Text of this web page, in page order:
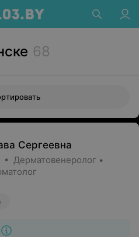
68
Сергеевна
• Дерматовенеролог •